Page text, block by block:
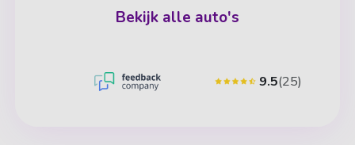
Bekijk alle auto's
9.5(25)